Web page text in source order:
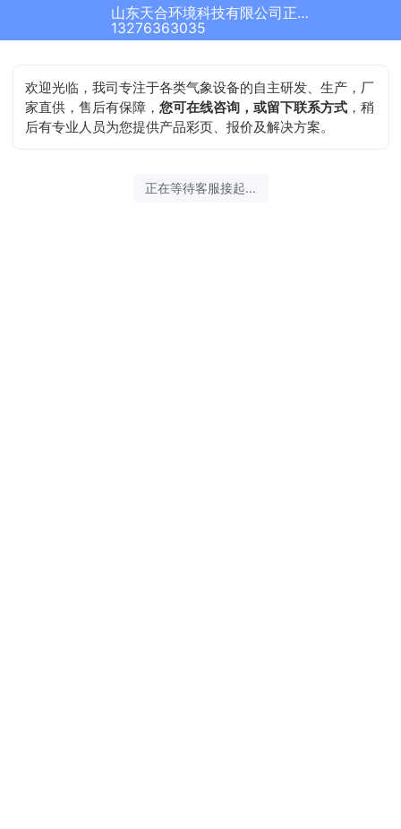
山东天合环境科技有限公司正在为您服务
13276363035
欢迎光临，我司专注于各类气象设备的自主研发、生产，厂
家直供，售后有保障，您可在线咨询，或留下联系方式 ，稍
后有专业人员为您提供产品彩页、报价及解决方案。
2026-08-06 13:15:54 开始沟通